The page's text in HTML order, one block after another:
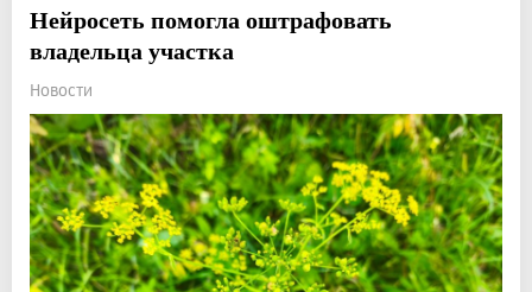
Нейросеть помогла оштрафовать
владельца участка
Новости